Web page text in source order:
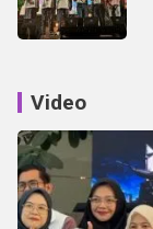
Video